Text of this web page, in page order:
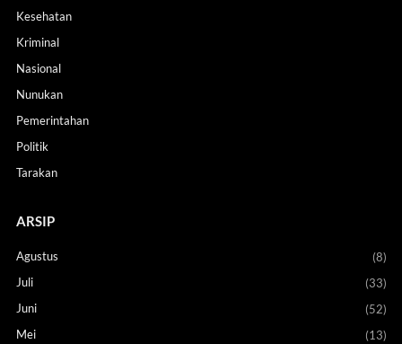
Kesehatan
Kriminal
Nasional
Nunukan
Pemerintahan
Politik
Tarakan
ARSIP
Agustus
(8)
Juli
(33)
Juni
(52)
Mei
(13)